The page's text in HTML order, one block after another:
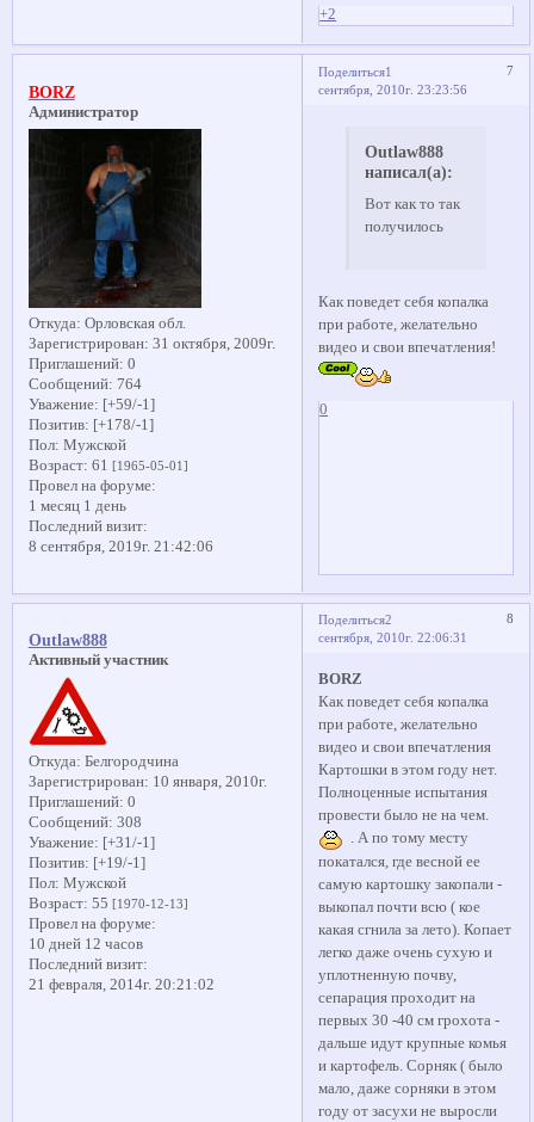
+2
Поделиться 7
1
сентября, 2010г. 23:23:56
BORZ
Администратор
Откуда: Орловская обл.
Зарегистрирован: 31 октября, 2009г.
Приглашений: 0
Сообщений: 764
Уважение: [+59/-1]
Позитив: [+178/-1]
Пол: Мужской
Возраст: 61 [1965-05-01]
Провел на форуме:
1 месяц 1 день
Последний визит:
8 сентября, 2019г. 21:42:06
Outlaw888
написал(а):
Вот как то так
получилось
Как поведет себя копалка
при работе, желательно
видео и свои впечатления!
0
Поделиться 8
2
сентября, 2010г. 22:06:31
Outlaw888
Активный участник
Откуда: Белгородчина
Зарегистрирован: 10 января, 2010г.
Приглашений: 0
Сообщений: 308
Уважение: [+31/-1]
Позитив: [+19/-1]
Пол: Мужской
Возраст: 55 [1970-12-13]
Провел на форуме:
10 дней 12 часов
Последний визит:
21 февраля, 2014г. 20:21:02
BORZ
Как поведет себя копалка
при работе, желательно
видео и свои впечатления
Картошки в этом году нет.
Полноценные испытания
провести было не на чем.
. А по тому месту
покатался, где весной ее
самую картошку закопали -
выкопал почти всю ( кое
какая сгнила за лето). Копает
легко даже очень сухую и
уплотненную почву,
сепарация проходит на
первых 30 -40 см грохота -
дальше идут крупные комья
и картофель. Сорняк ( было
мало, даже сорняки в этом
году от засухи не выросли